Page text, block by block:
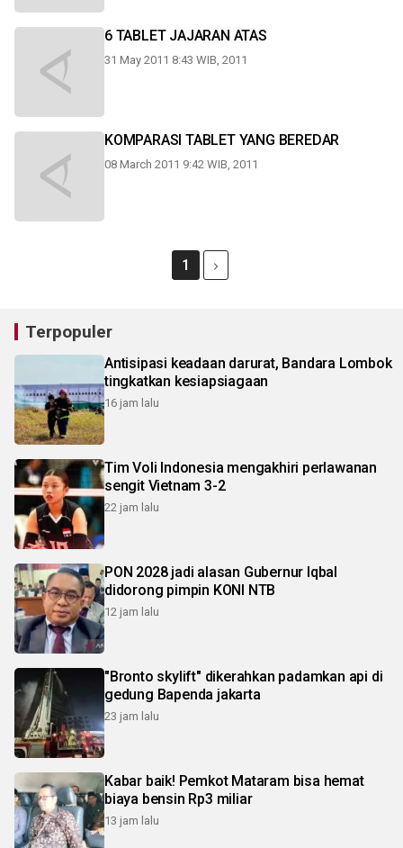
6 TABLET JAJARAN ATAS
31 May 2011 8:43 WIB, 2011
KOMPARASI TABLET YANG BEREDAR
08 March 2011 9:42 WIB, 2011
1
Terpopuler
Antisipasi keadaan darurat, Bandara Lombok
tingkatkan kesiapsiagaan
16 jam lalu
Tim Voli Indonesia mengakhiri perlawanan
sengit Vietnam 3-2
22 jam lalu
PON 2028 jadi alasan Gubernur Iqbal
didorong pimpin KONI NTB
12 jam lalu
"Bronto skylift" dikerahkan padamkan api di
gedung Bapenda jakarta
23 jam lalu
Kabar baik! Pemkot Mataram bisa hemat
biaya bensin Rp3 miliar
13 jam lalu